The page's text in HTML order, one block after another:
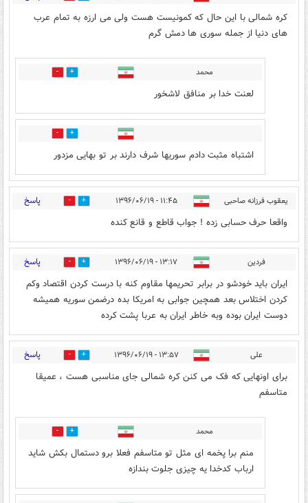
کره شمالی با این حال که کمونیست هست ولی می ارزه به تمام عرب
های دنیا از جمله سوری ها دمش گرم
محمد 23
لعنت خدا بر منافق لاشخور
23
اشتباه مثبت دادم سوریها شرف دارند بر تو بهایی مزدور
یعقوب فرزانه صاحبی ۱۱:۴۵ - ۱۳۹۶/۰۶/۱۹ 30 پاسخ
واقعا حرف حسابی زده ! جواب قاطع و قانع کنده
فردین ۱۳:۱۷ - ۱۳۹۶/۰۶/۱۹ 14 پاسخ
ایران باید خودشو در برابر تحریمها مقاوم کنه با درست کردن اقتصاد وکم
کردن اختلاس بعد همچین جوابی به امریکا بده درضمن سوریه همیشه
دوست ایران بوده وبه خاطر ایران به عربا پشت کرده
علی ۱۳:۵۷ - ۱۳۹۶/۰۶/۱۹ 4 پاسخ
برای اونهایی که فک می کنن کره شمالی جای مناسبی هست ، عمیقا
متاسفم
محمد 15
منم برا پخمه ای مثل تو متاسفم فعلا برو دستمال بکش شاید
ارباب کدخدا یه چیزی جلوت بندازه